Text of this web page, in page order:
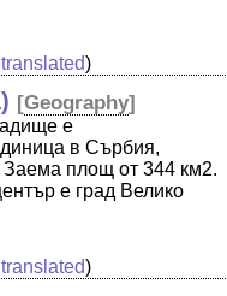
)
[Geography]
е
в Сърбия,
Заема площ от 344 км2.
е град Велико
)